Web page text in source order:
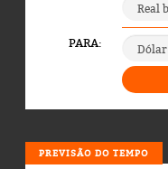
PREVISÃO DO TEMPO